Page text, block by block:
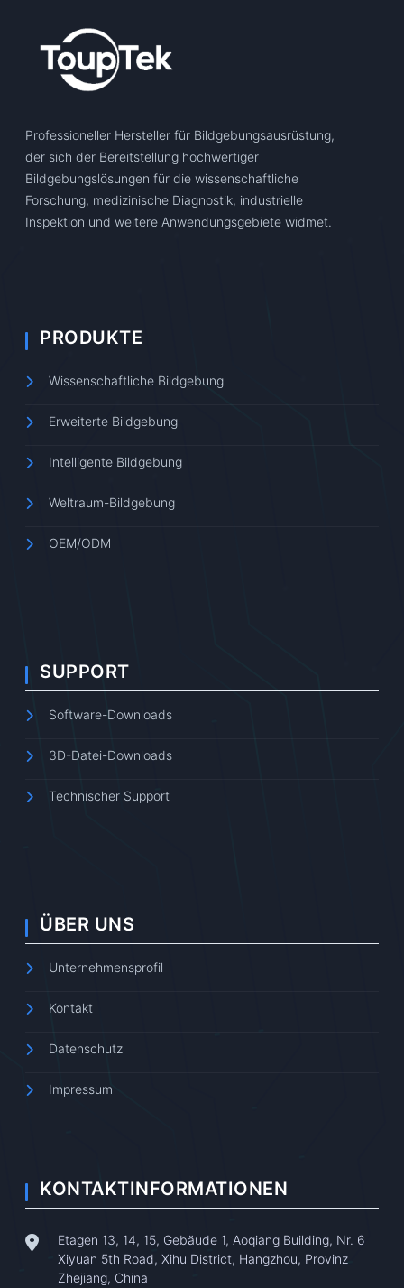
Professioneller Hersteller für Bildgebungsausrüstung,
der sich der Bereitstellung hochwertiger
Bildgebungslösungen für die wissenschaftliche
Forschung, medizinische Diagnostik, industrielle
Inspektion und weitere Anwendungsgebiete widmet.
PRODUKTE
Wissenschaftliche Bildgebung
Erweiterte Bildgebung
Intelligente Bildgebung
Weltraum-Bildgebung
OEM/ODM
SUPPORT
Software-Downloads
3D-Datei-Downloads
Technischer Support
ÜBER UNS
Unternehmensprofil
Kontakt
Datenschutz
Impressum
KONTAKTINFORMATIONEN
Etagen 13, 14, 15, Gebäude 1, Aoqiang Building, Nr. 6
Xiyuan 5th Road, Xihu District, Hangzhou, Provinz
Zhejiang, China